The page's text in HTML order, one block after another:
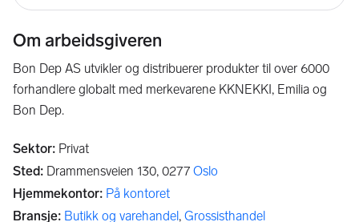
Om arbeidsgiveren
Bon Dep AS utvikler og distribuerer produkter til over 6000
forhandlere globalt med merkevarene KKNEKKI, Emilia og
Bon Dep.
Sektor: Privat
Sted: Drammensveien 130, 0277 Oslo
Hjemmekontor: På kontoret
Bransje: Butikk og varehandel, Grossisthandel